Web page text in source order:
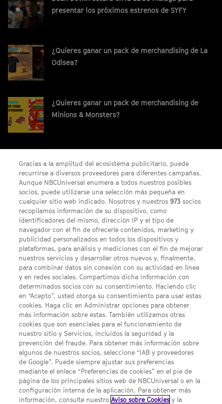
presentar los próximos estrenos de SYFY
¿Quieres ganar un pack de merchandising de La
Odisea?
¿Quieres ganar un pack de merchandising de
Minions & Monsters?
Síguenos
FACEBOOK
TWITTER
YOUTUBEINSTAGRAM
ENLACES DE INTERÉS
Acerca de SYFY
Condiciones Generales de Uso
Opciones de Anuncios
Política de privacidad
UNA DIVISIÓN DE NBCUNIVERSAL
NBCUNIVERSAL
Gracias a la amplitud del ecosistema publicitario, puede
recurrirse a diversos proveedores para diferentes campañas.
Aunque NBCUniversal enumera a todos nuestros posibles
socios, puede utilizarse una selección más pequeña en
cualquier sitio web indicado. Nosotros y nuestros973 socios
recopilamos información de su dispositivo, como
identificadores del mismo, dirección IP y el tipo de
navegador con el fin de ofrecerle contenidos, marketing y
publicidad personalizados en todos los dispositivos y
plataformas, para análisis y mediciones con el fin de mejorar
nuestros servicios y desarrollar otros nuevos y, finalmente,
para combinar datos sin conexión con su actividad en línea
y en redes sociales. Compartimos dicha información con
determinados socios con su consentimiento. Haciendo clic
en “Acepto”, usted otorga su consentimiento para usar estas
cookies. Haga clic en Administrar opciones para obtener
más información sobre estas. También utilizamos otras
cookies que son esenciales para el funcionamiento de
nuestro sitio y Servicios, incluidos la seguridad y la
prevención del fraude. Para obtener más información sobre
algunos de nuestros socios, seleccione “IAB y proveedores
de Google”. Puede siempre ajustar sus preferencias
mediante el enlace “Preferencias de cookies” en el pie de
página de los principales sitios web de NBCUniversal o en la
configuración interna de la aplicación. Para obtener más
información, consulte nuestroAviso sobre Cookies y la